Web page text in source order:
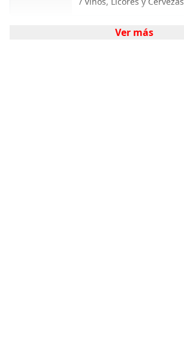
Ver más